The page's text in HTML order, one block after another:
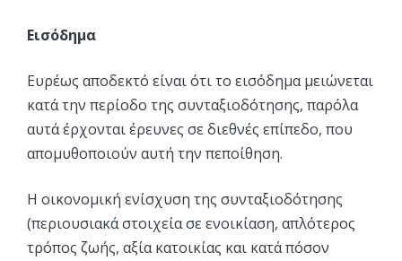
Εισόδημα
Ευρέως αποδεκτό είναι ότι το εισόδημα μειώνεται
κατά την περίοδο της συνταξιοδότησης, παρόλα
αυτά έρχονται έρευνες σε διεθνές επίπεδο, που
απομυθοποιούν αυτή την πεποίθηση.
Η οικονομική ενίσχυση της συνταξιοδότησης
(περιουσιακά στοιχεία σε ενοικίαση, απλότερος
τρόπος ζωής, αξία κατοικίας και κατά πόσον